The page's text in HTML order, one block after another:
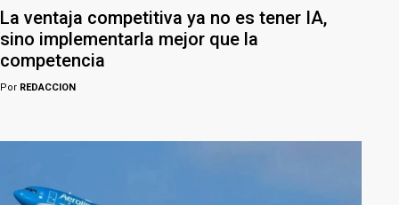
La ventaja competitiva ya no es tener IA,
sino implementarla mejor que la
competencia
Por REDACCION